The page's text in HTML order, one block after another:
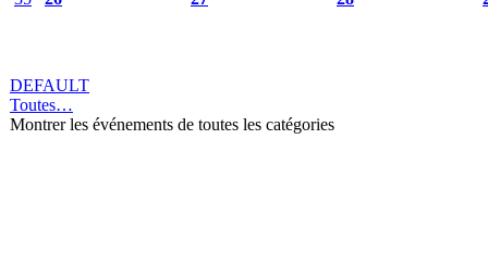
DEFAULT
Toutes…
Montrer les événements de toutes les catégories